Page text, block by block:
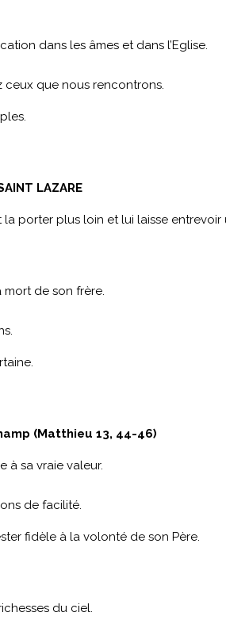
dans les âmes et dans l’Eglise.
ceux que nous rencontrons.
LAZARE
porter plus loin et lui laisse entrevoir
de son frère.
(Matthieu 13, 44-46)
à sa vraie valeur.
de facilité.
fidèle à la volonté de son Père.
du ciel.